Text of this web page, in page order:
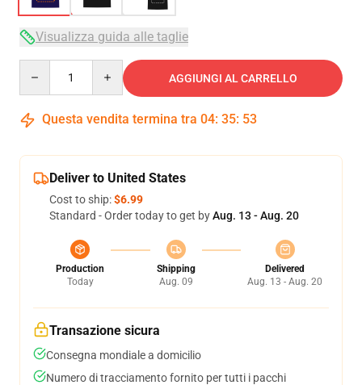
Visualizza guida alle taglie
AGGIUNGI AL CARRELLO
Questa vendita termina tra 04: 35: 52
Deliver to United States
Cost to ship:$6.99
Standard - Order today to get byAug. 13 - Aug. 20
Production
Today
Shipping
Aug. 09
Delivered
Aug. 13 - Aug. 20
Transazione sicura
Consegna mondiale a domicilio
Numero di tracciamento fornito per tutti i pacchi